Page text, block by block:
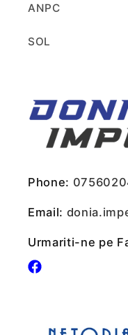
ANPC
SOL
Phone:
Email:
Urmariti-ne pe
Facebook